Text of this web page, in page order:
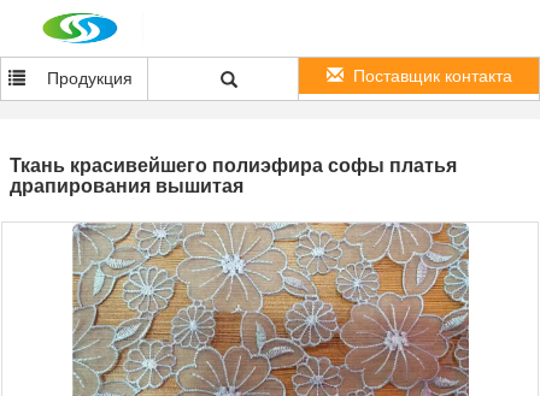
Продукция Поставщик контакта
Ткань красивейшего полиэфира софы платья
драпирования вышитая